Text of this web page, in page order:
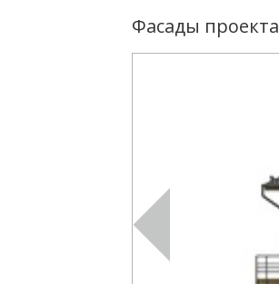
Фасады проекта